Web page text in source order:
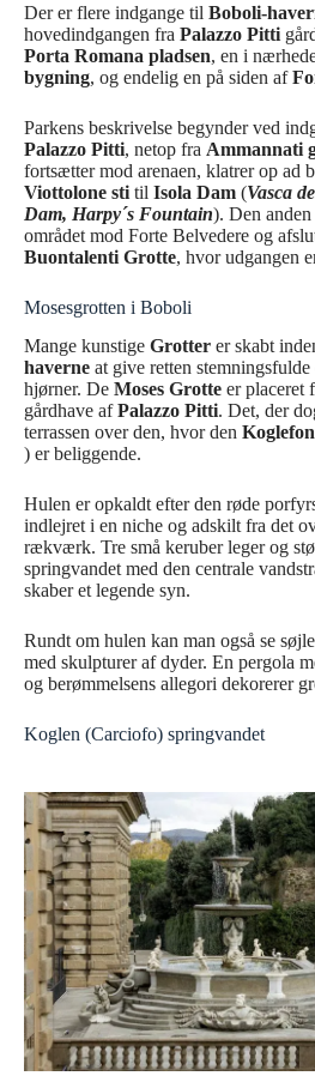
Der er flere indgange til Boboli-
hovedindgangen fra Palazzo Pitti
Porta Romana pladsen, en i
bygning, og endelig en på siden af
Parkens beskrivelse begynder ved
Palazzo Pitti, netop fra Ammannati
fortsætter mod arenaen, klatrer op ad
Viottolone sti til Isola Dam (Vasca
Dam, Harpy´s Fountain). Den
området mod Forte Belvedere og
Buontalenti Grotte, hvor udgangen
Mosesgrotten i Boboli
Mange kunstige Grotter er skabt
haverne at give retten
hjørner. De Moses Grotte er placeret
gårdhave afPalazzo Pitti. Det, der
terrassen over den, hvor den
) er beliggende.
Hulen er opkaldt efter den røde
indlejret i en niche og adskilt fra det
rækværk. Tre små keruber leger og
springvandet med den centrale
skaber et legende syn.
Rundt om hulen kan man også se
med skulpturer af dyder. En pergola
og berømmelsens allegori dekorerer
Koglen (Carciofo) springvandet